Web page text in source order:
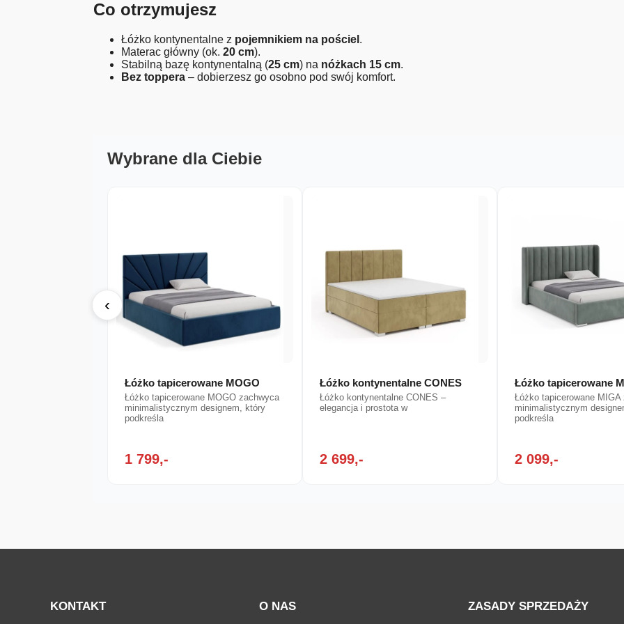
Co otrzymujesz
Łóżko kontynentalne z pojemnikiem na pościel .
Materac główny (ok.20 cm).
Stabilną bazę kontynentalną (25 cm) na nóżkach 15 cm.
Bez toppera – dobierzesz go osobno pod swój komfort.
Wybrane dla Ciebie
‹
Łóżko tapicerowane MOGO
Łóżko tapicerowane MOGO zachwyca
minimalistycznym designem, który
podkreśla
1 799,-
Łóżko kontynentalne CONES
Łóżko kontynentalne CONES –
elegancja i prostota w
2 699,-
Łóżko tapicerowane
Łóżko tapicerowane MIGA
minimalistycznym
podkreśla
2 099,-
KONTAKT O NAS ZASADY SPRZEDAŻY